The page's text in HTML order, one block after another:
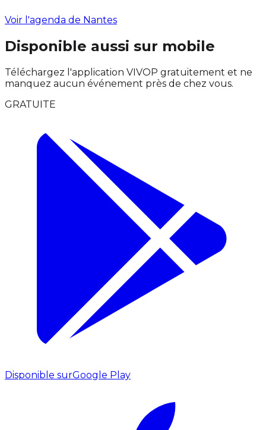
Voir l'agenda de Nantes
Disponible aussi sur mobile
Téléchargez l'application VIVOP gratuitement et ne
manquez aucun événement près de chez vous.
GRATUITE
Disponible surGoogle Play